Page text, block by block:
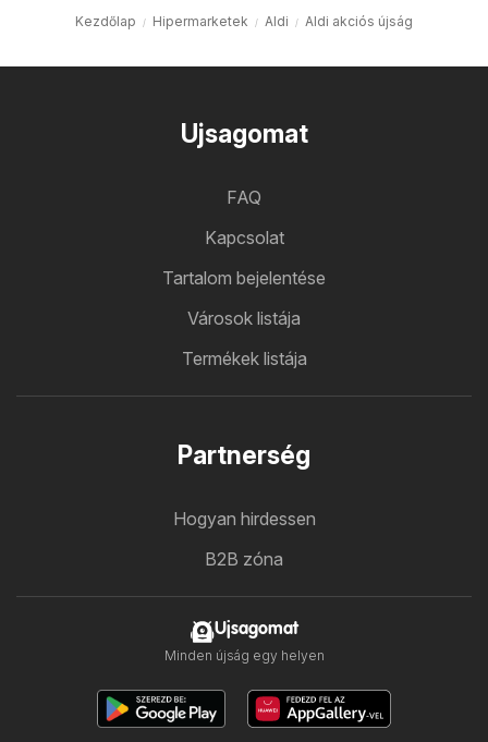
Kezdőlap Hipermarketek Aldi Aldi akciós újság
Ujsagomat
FAQ
Kapcsolat
Tartalom bejelentése
Városok listája
Termékek listája
Partnerség
Hogyan hirdessen
B2B zóna
Ujsagomat
Minden újság egy helyen